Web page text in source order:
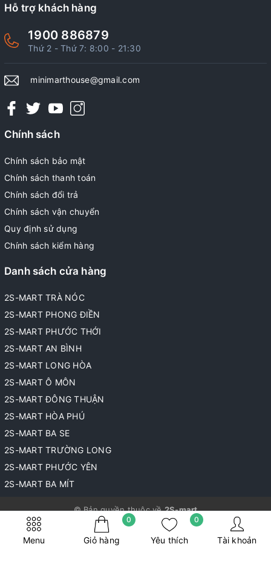
Menu Giỏ hàng
0
Yêu thích
0
Tài khoản
Hỗ trợ khách hàng
1900 886879
Thứ 2 - Thứ 7: 8:00 - 21:30
minimarthouse@gmail.com
Chính sách
Chính sách bảo mật
Chính sách thanh toán
Chính sách đổi trả
Chính sách vận chuyển
Quy định sử dụng
Chính sách kiểm hàng
Danh sách cửa hàng
2S-MART TRÀ NÓC
2S-MART PHONG ĐIỀN
2S-MART PHƯỚC THỚI
2S-MART AN BÌNH
2S-MART LONG HÒA
2S-MART Ô MÔN
2S-MART ĐÔNG THUẬN
2S-MART HÒA PHÚ
2S-MART BA SE
2S-MART TRƯỜNG LONG
2S-MART PHƯỚC YÊN
2S-MART BA MÍT
© Bản quyền thuộc về2S-mart
Cung cấp bởi
Sapo